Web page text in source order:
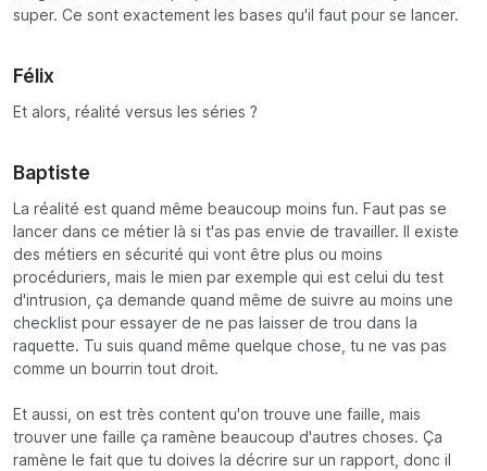
super. Ce sont exactement les bases qu'il faut pour se lancer.
Félix
Et alors, réalité versus les séries ?
Baptiste
La réalité est quand même beaucoup moins fun. Faut pas se
lancer dans ce métier là si t'as pas envie de travailler. Il existe
des métiers en sécurité qui vont être plus ou moins
procéduriers, mais le mien par exemple qui est celui du test
d'intrusion, ça demande quand même de suivre au moins une
checklist pour essayer de ne pas laisser de trou dans la
raquette. Tu suis quand même quelque chose, tu ne vas pas
comme un bourrin tout droit.
Et aussi, on est très content qu'on trouve une faille, mais
trouver une faille ça ramène beaucoup d'autres choses. Ça
ramène le fait que tu doives la décrire sur un rapport, donc il